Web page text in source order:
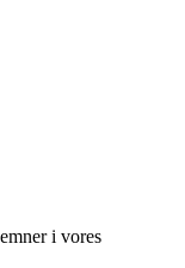
i vores